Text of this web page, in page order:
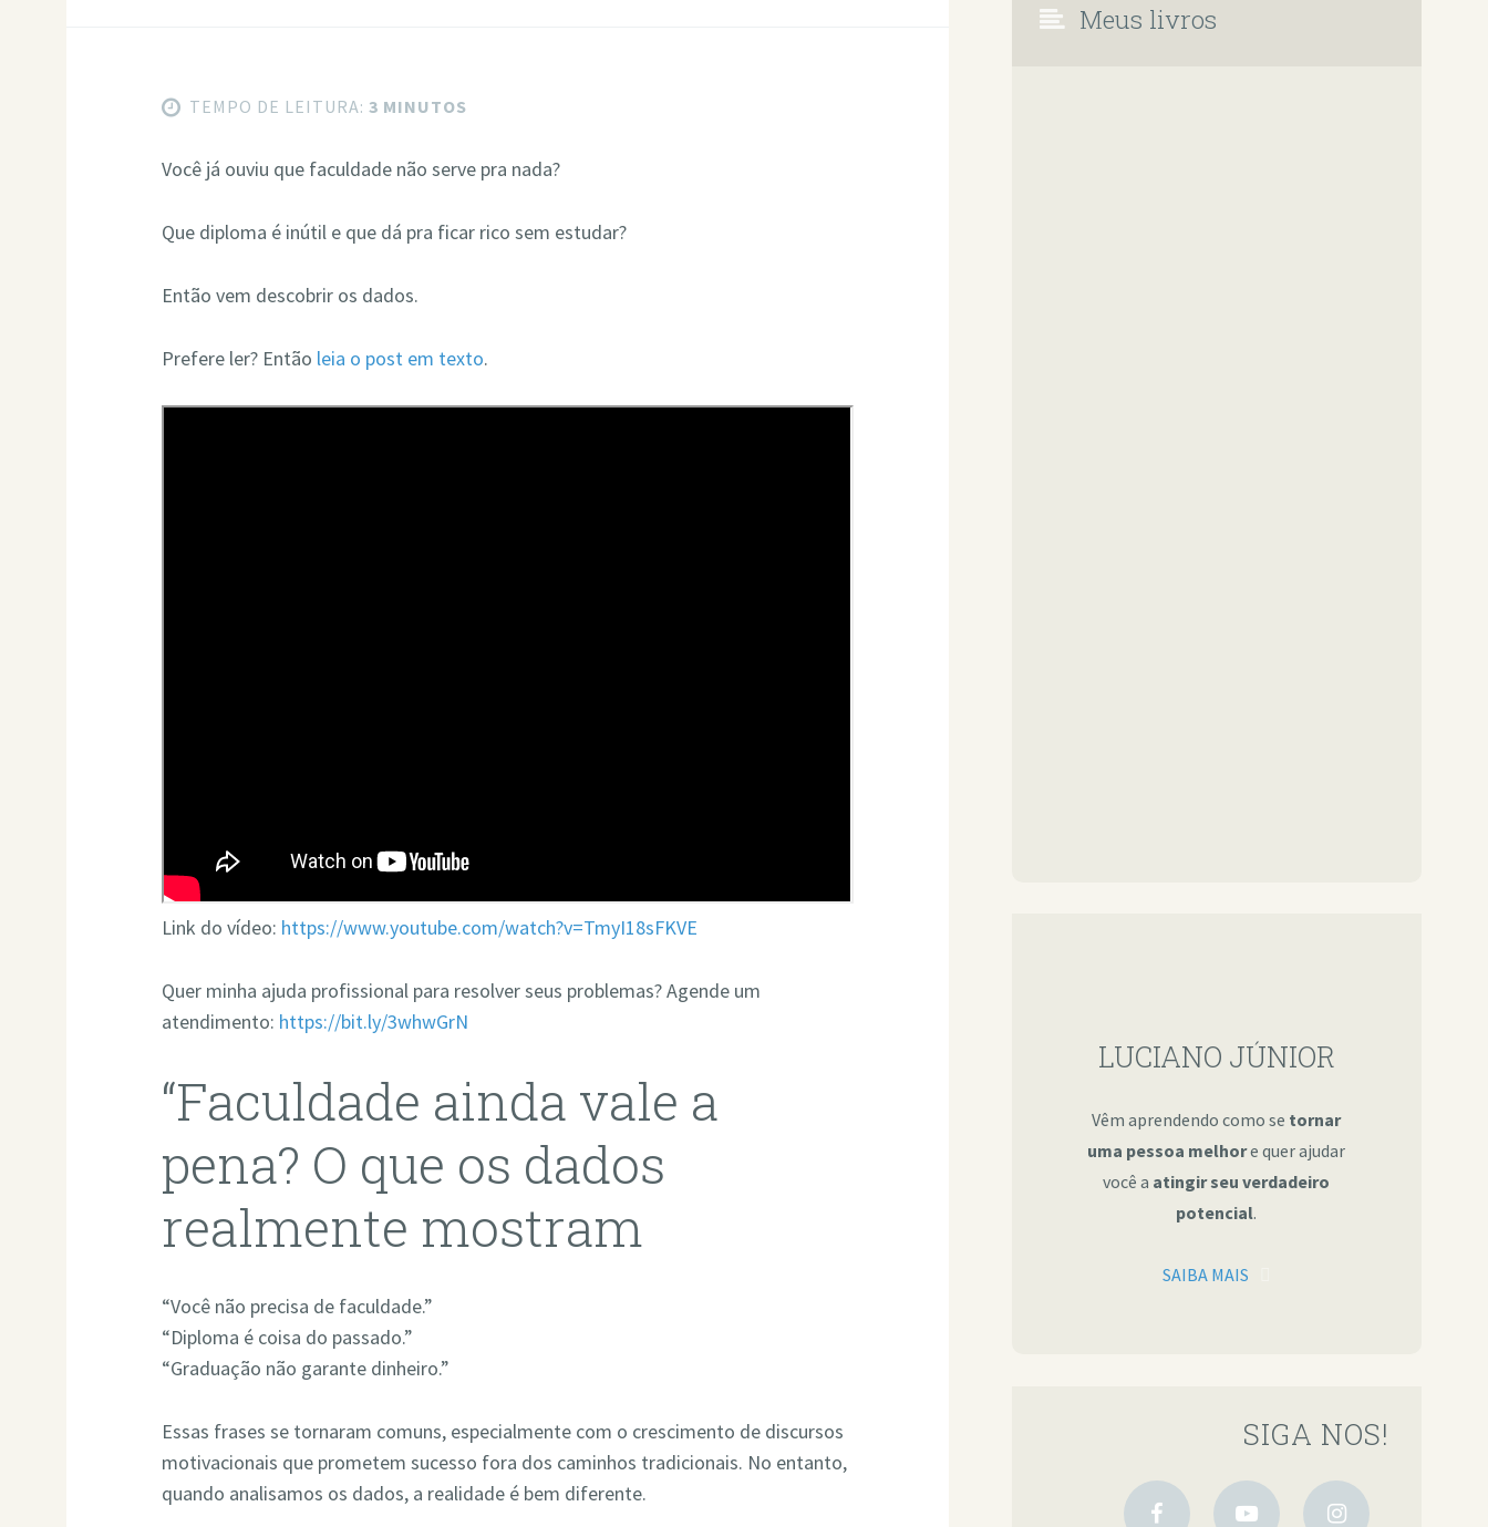
TEMPO DE LEITURA: 3 MINUTOS
Você já ouviu que faculdade não serve pra nada?
Que diploma é inútil e que dá pra ficar rico sem estudar?
Então vem descobrir os dados.
Prefere ler? Então leia o post em texto.
Link do vídeo: https://www.youtube.com/watch?v=TmyI18sFKVE
Quer minha ajuda profissional para resolver seus problemas? Agende um
atendimento: https://bit.ly/3whwGrN
“Faculdade ainda vale a
pena? O que os dados
realmente mostram
“Você não precisa de faculdade.”
“Diploma é coisa do passado.”
“Graduação não garante dinheiro.”
Essas frases se tornaram comuns, especialmente com o crescimento de discursos
motivacionais que prometem sucesso fora dos caminhos tradicionais. No entanto,
quando analisamos os dados, a realidade é bem diferente.
Meus livros
LUCIANO JÚNIOR
Vêm aprendendo como se tornar
uma pessoa melhore quer ajudar
você a atingir seu verdadeiro
potencial.
SAIBA MAIS
SIGA NOS!